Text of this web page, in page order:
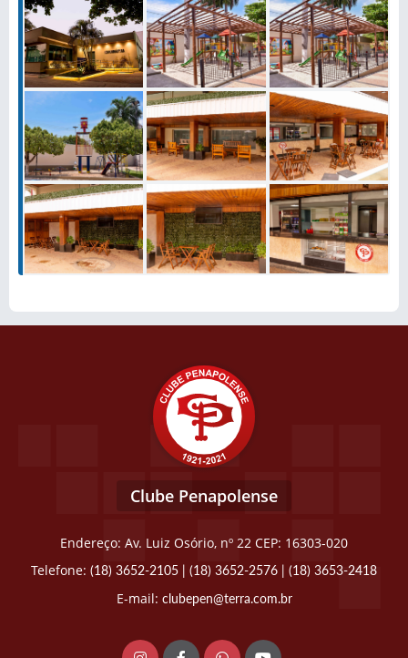
Clube Penapolense
Endereço: Av. Luiz Osório, nº 22 CEP: 16303-020
Telefone: (18) 3652-2105 | (18) 3652-2576 | (18) 3653-2418
E-mail: clubepen@terra.com.br